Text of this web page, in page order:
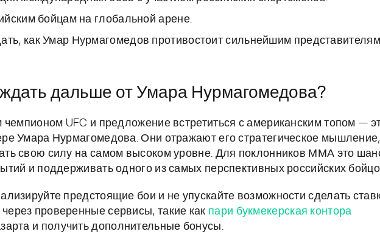
бойцам на глобальной арене.
как Умар Нурмагомедов противостоит сильнейшим представителям
дальше от Умара Нурмагомедова?
чемпионом UFC и предложение встретиться с американским топом —
Умара Нурмагомедова. Они отражают его стратегическое мышление,
свою силу на самом высоком уровне. Для поклонников ММА это
и поддерживать одного из самых перспективных российских
предстоящие бои и не упускайте возможности сделать
проверенные сервисы, такие как пари букмекерская контора
и получить дополнительные бонусы.